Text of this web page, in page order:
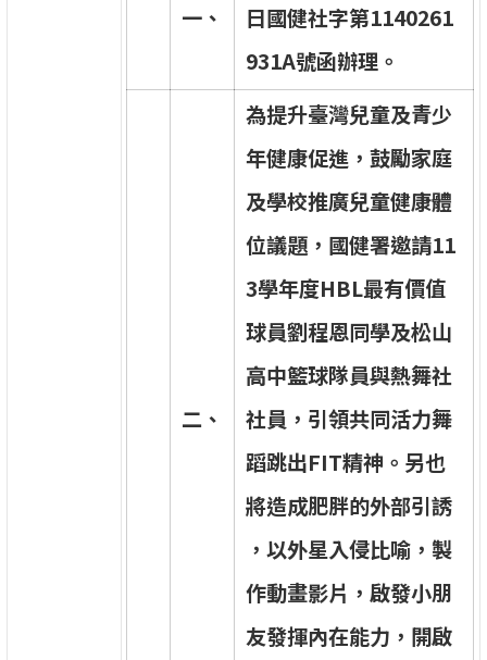
一、
日國健社字第1140261
931A號函辦理。
二、
為提升臺灣兒童及青少
年健康促進， 鼓勵家庭
及學校推廣兒童健康體
位議題， 國健署邀請11
3學年度HBL最有價值
球員劉程恩同學及松山
高中籃球隊員與熱舞社
社員 ， 引領共同活力舞
蹈跳出FIT精神 。 另也
將造成肥胖的外部引誘
， 以外星入侵比喻， 製
作動畫影片 ， 啟發小朋
友發揮內在能力 ， 開啟